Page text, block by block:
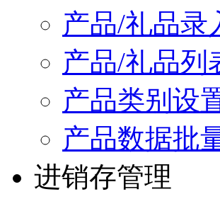
产品/礼品录
产品/礼品列
产品类别设
产品数据批
进销存管理